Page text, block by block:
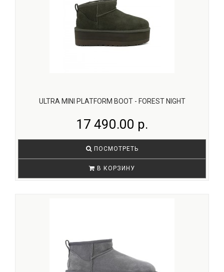
ULTRA MINI PLATFORM BOOT - FOREST NIGHT
17 490.00 р.
ПОСМОТРЕТЬ
В КОРЗИНУ